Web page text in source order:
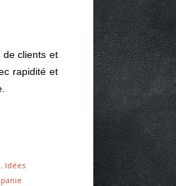
de clients et
rapidité et
, Idées